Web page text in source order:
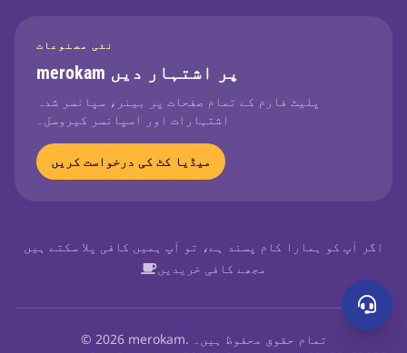
نئی مصنوعات
merokam پر اشتہار دیں
پلیٹ فارم کے تمام صفحات پر بینر، سپانسر شدہ
اشتہارات اور اسپانسر کیروسل۔
میڈیا کٹ کی درخواست کریں
اگر آپ کو ہمارا کام پسند ہے، تو آپ ہمیں کافی پلا سکتے ہیں
مجھے کافی خریدیں
© 2026 merokam. تمام حقوق محفوظ ہیں۔